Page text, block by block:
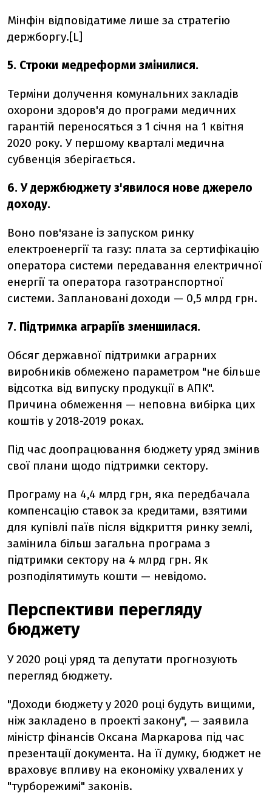
Мінфін відповідатиме лише за стратегію
держборгу.[L]
5. Строки медреформи змінилися.
Терміни долучення комунальних закладів
охорони здоров'я до програми медичних
гарантій переносяться з 1 січня на 1 квітня
2020 року. У першому кварталі медична
субвенція зберігається.
6. У держбюджету з'явилося нове джерело
доходу.
Воно пов'язане із запуском ринку
електроенергії та газу: плата за сертифікацію
оператора системи передавання електричної
енергії та оператора газотранспортної
системи. Заплановані доходи — 0,5 млрд грн.
7. Підтримка аграріїв зменшилася.
Обсяг державної підтримки аграрних
виробників обмежено параметром "не більше
відсотка від випуску продукції в АПК".
Причина обмеження — неповна вибірка цих
коштів у 2018-2019 роках.
Під час доопрацювання бюджету уряд змінив
свої плани щодо підтримки сектору.
Програму на 4,4 млрд грн, яка передбачала
компенсацію ставок за кредитами, взятими
для купівлі паїв після відкриття ринку землі,
замінила більш загальна програма з
підтримки сектору на 4 млрд грн. Як
розподілятимуть кошти — невідомо.
Перспективи перегляду
бюджету
У 2020 році уряд та депутати прогнозують
перегляд бюджету.
"Доходи бюджету у 2020 році будуть вищими,
ніж закладено в проекті закону", — заявила
міністр фінансів Оксана Маркарова під час
презентації документа. На її думку, бюджет не
враховує впливу на економіку ухвалених у
"турборежимі" законів.